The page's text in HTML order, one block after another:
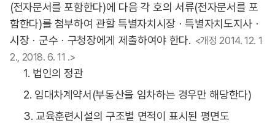
(전자문서를 포함한다)에 다음 각 호의 서류(전자문서를 포
함한다)를 첨부하여 관할 특별자치시장ㆍ특별자치도지사ㆍ
시장ㆍ군수ㆍ구청장에게 제출하여야 한다. <개정 2014. 12. 1
2., 2018. 6. 11 .>
1. 법인의 정관
2. 임대차계약서(부동산을 임차하는 경우만 해당한다)
3. 교육훈련시설의 구조별 면적이 표시된 평면도